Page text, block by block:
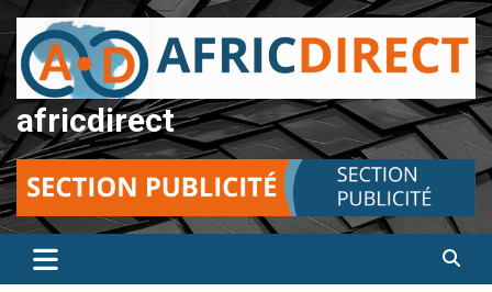
Aller
au
contenu
africdirect